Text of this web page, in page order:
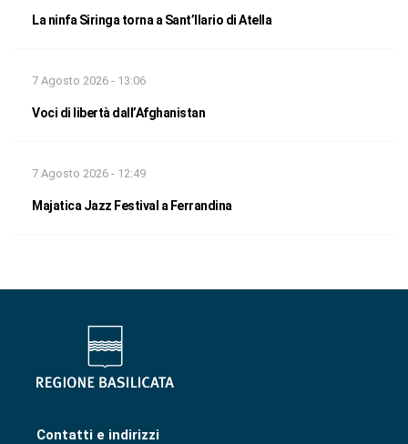
La ninfa Siringa torna a Sant’Ilario di Atella
7 Agosto 2026 - 13:06
Voci di libertà dall’Afghanistan
7 Agosto 2026 - 12:49
Majatica Jazz Festival a Ferrandina
Contatti e indirizzi